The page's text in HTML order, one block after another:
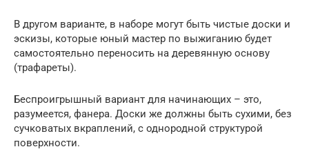
В другом варианте, в наборе могут быть чистые доски и
эскизы, которые юный мастер по выжиганию будет
самостоятельно переносить на деревянную основу
(трафареты).
Беспроигрышный вариант для начинающих – это,
разумеется, фанера. Доски же должны быть сухими, без
сучковатых вкраплений, с однородной структурой
поверхности.